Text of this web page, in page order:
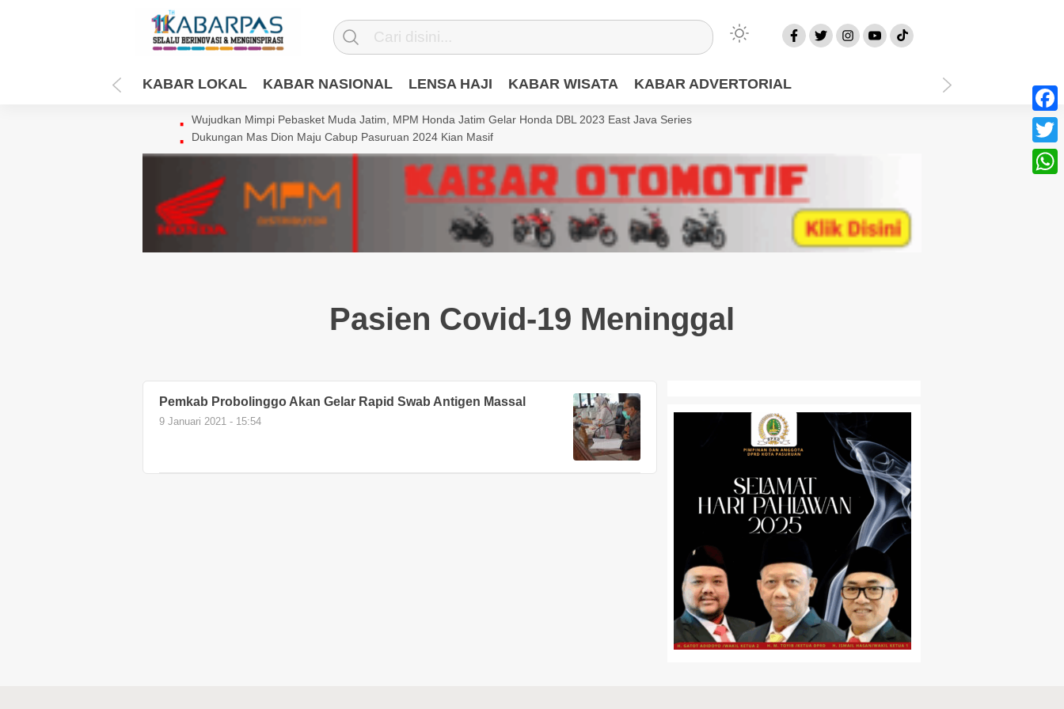
KABAR LOKAL KABAR NASIONAL LENSA HAJI KABAR WISATA KABAR ADVERTORIAL
Wujudkan Mimpi Pebasket Muda Jatim, MPM Honda Jatim Gelar Honda DBL 2023 East Java Series
Dukungan Mas Dion Maju Cabup Pasuruan 2024 Kian Masif
Pasien Covid-19 Meninggal
Pemkab Probolinggo Akan Gelar Rapid Swab Antigen Massal
9 Januari 2021 - 15:54